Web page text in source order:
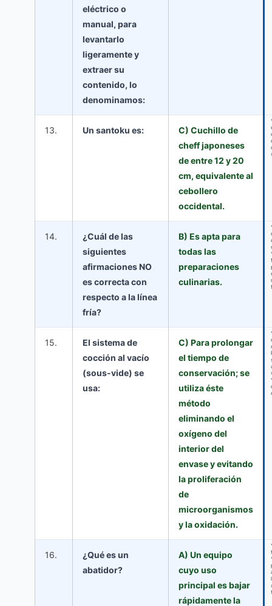
eléctrico o
manual, para
levantarlo
ligeramente y
extraer su
contenido, lo
denominamos:
13. Un santoku es:
C) Cuchillo de
cheff japoneses
de entre 12 y 20
cm, equivalente al
cebollero
occidental.
14.
¿Cuál de las
siguientes
afirmaciones NO
es correcta con
respecto a la línea
fría?
B) Es apta para
todas las
preparaciones
culinarias.
15.
El sistema de
cocción al vacío
(sous-vide) se
usa:
C) Para prolongar
el tiempo de
conservación; se
utiliza éste
método
eliminando el
oxígeno del
interior del
envase y evitando
la proliferación
de
microorganismos
y la oxidación.
16.
¿Qué es un
abatidor?
A) Un equipo
cuyo uso
principal es bajar
rápidamente la